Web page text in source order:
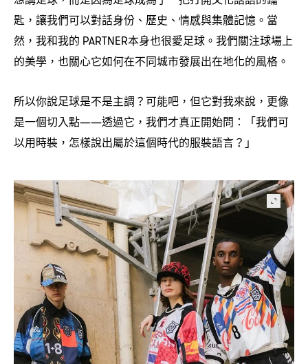
匙 ， 讓我們可以對話身份、歷史、情感與集體記憶。當
然 ， 我和我的 PARTNER本身也很愛足球。我們關注球場上
的美學 ， 也關心它如何在不同城市發展出在地化的風格。
所以你說足球是不是主調 ？ 可能吧 ， 但它對我來說 ， 更像
是一個切入點——透過它 ， 我們才真正開始問 ：
「我們可
以用時裝 ， 怎樣說出屬於這個時代的服裝語言？ 」